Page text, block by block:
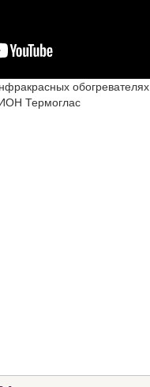
обогревателях
Термоглас